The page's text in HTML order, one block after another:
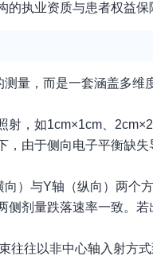
执业资质与患者权益保
量，而是一套涵盖多
，如1cm×1cm、
由于侧向电子平衡缺
）与Y轴（纵向）两个
剂量跌落速率一致。
往以非中心轴入射方